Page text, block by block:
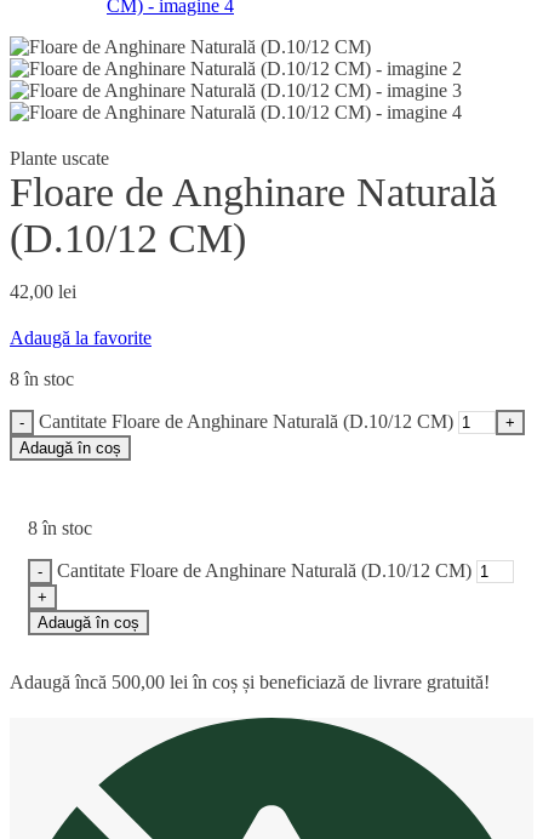
Plante uscate
Floare de Anghinare Naturală
(D.10/12 CM)
42,00 lei
Adaugă la favorite
8 în stoc
Cantitate Floare de Anghinare Naturală (D.10/12 CM)
Adaugă în coș
8 în stoc
Cantitate Floare de Anghinare Naturală (D.10/12 CM)
Adaugă în coș
Adaugă încă 500,00 lei în coș și beneficiază de livrare gratuită!